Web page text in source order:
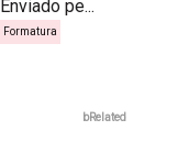
Enviado pe...
Formatura
bRelated